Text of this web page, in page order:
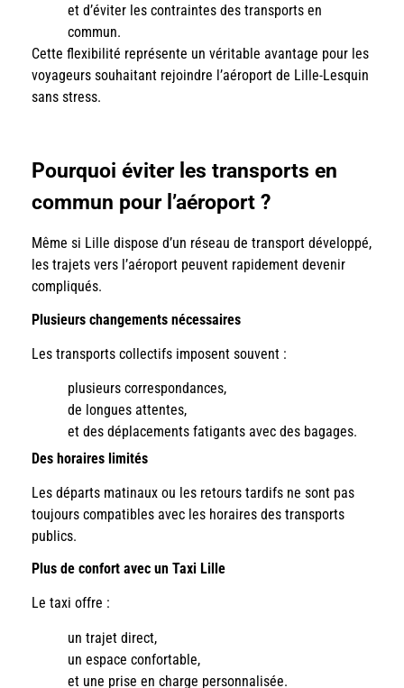
et d’éviter les contraintes des transports en
commun.
Cette flexibilité représente un véritable avantage pour les
voyageurs souhaitant rejoindre l’aéroport de Lille-Lesquin
sans stress.
Pourquoi éviter les transports en
commun pour l’aéroport ?
Même si Lille dispose d’un réseau de transport développé,
les trajets vers l’aéroport peuvent rapidement devenir
compliqués.
Plusieurs changements nécessaires
Les transports collectifs imposent souvent :
plusieurs correspondances,
de longues attentes,
et des déplacements fatigants avec des bagages.
Des horaires limités
Les départs matinaux ou les retours tardifs ne sont pas
toujours compatibles avec les horaires des transports
publics.
Plus de confort avec un Taxi Lille
Le taxi offre :
un trajet direct,
un espace confortable,
et une prise en charge personnalisée.